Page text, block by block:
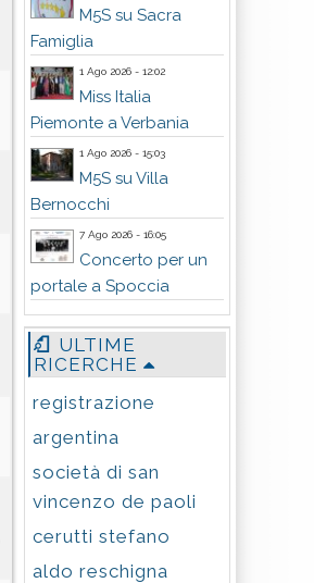
M5S su Sacra
Famiglia
1 Ago 2026 - 12:02
Miss Italia
Piemonte a Verbania
1 Ago 2026 - 15:03
M5S su Villa
Bernocchi
7 Ago 2026 - 16:05
Concerto per un
portale a Spoccia
ULTIME
RICERCHE
registrazione
argentina
società di san
vincenzo de paoli
cerutti stefano
aldo reschigna